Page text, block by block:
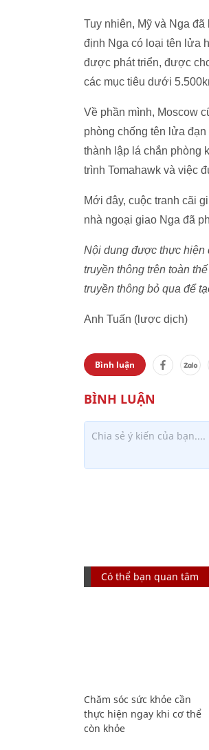
Tuy nhiên, Mỹ và Nga
định Nga có loại tên lửa
được phát triển, được
các mục tiêu dưới
Về phần mình, Moscow
phòng chống tên lửa
thành lập lá chắn phòng
trình Tomahawk và việc
Mới đây, cuộc tranh cãi
nhà ngoại giao Nga đã
Nội dung được thực hiện
truyền thông trên toàn
truyền thông bỏ qua để
Anh Tuấn (lược dịch)
Bình luận
Có thể bạn quan tâm
Chăm sóc sức khỏe cần
thực hiện ngay khi cơ thể
còn khỏe